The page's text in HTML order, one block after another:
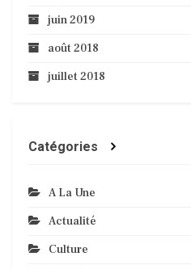
juin 2019
août 2018
juillet 2018
Catégories
A La Une
Actualité
Culture